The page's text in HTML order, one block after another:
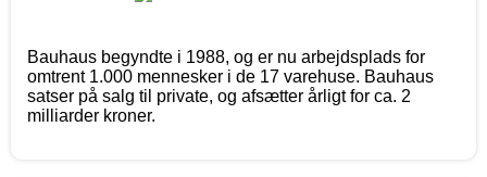
Bauhaus begyndte i 1988, og er nu arbejdsplads for
omtrent 1.000 mennesker i de 17 varehuse. Bauhaus
satser på salg til private, og afsætter årligt for ca. 2
milliarder kroner.